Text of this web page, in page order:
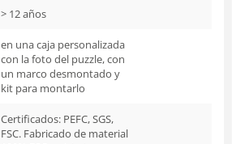
> 12 años
en una caja personalizada
con la foto del puzzle, con
un marco desmontado y
kit para montarlo
Certificados: PEFC, SGS,
FSC. Fabricado de material